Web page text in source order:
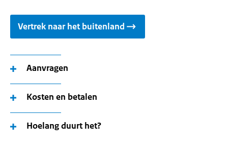
Vertrek naar het buitenland
Aanvragen
Kosten en betalen
Hoelang duurt het?